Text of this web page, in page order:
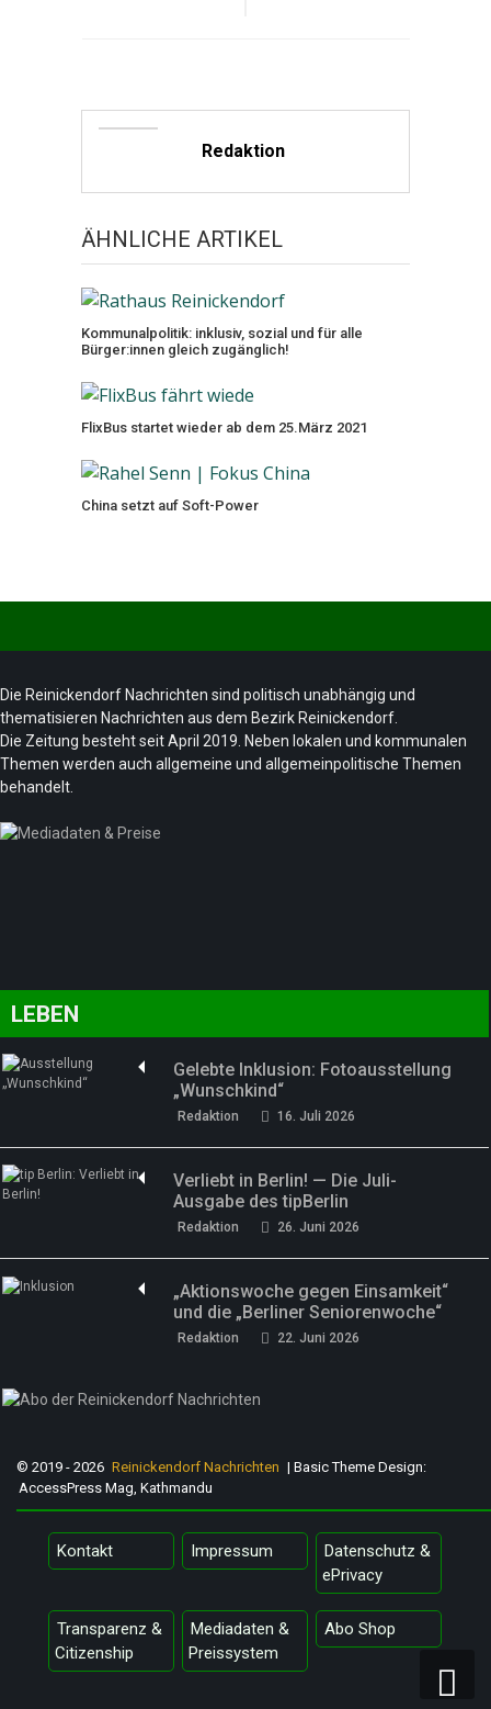
Redaktion
ÄHNLICHE ARTIKEL
Kommunalpolitik: inklusiv, sozial und für alle
Bürger:innen gleich zugänglich!
FlixBus startet wieder ab dem 25.März 2021
China setzt auf Soft-Power
Die Reinickendorf Nachrichten sind politisch unabhängig und
thematisieren Nachrichten aus dem Bezirk Reinickendorf.
Die Zeitung besteht seit April 2019. Neben lokalen und kommunalen
Themen werden auch allgemeine und allgemeinpolitische Themen
behandelt.
LEBEN
Gelebte Inklusion: Fotoausstellung
„Wunschkind“
Redaktion 16. Juli 2026
Verliebt in Berlin! — Die Juli-
Ausgabe des tipBerlin
Redaktion 26. Juni 2026
„Aktionswoche gegen Einsamkeit“
und die „Berliner Seniorenwoche“
Redaktion 22. Juni 2026
© 2019 - 2026 Reinickendorf Nachrichten | Basic Theme Design:
AccessPress Mag, Kathmandu
Kontakt Impressum
Datenschutz &
ePrivacy
Transparenz &
Citizenship
Mediadaten &
Preissystem
Abo Shop